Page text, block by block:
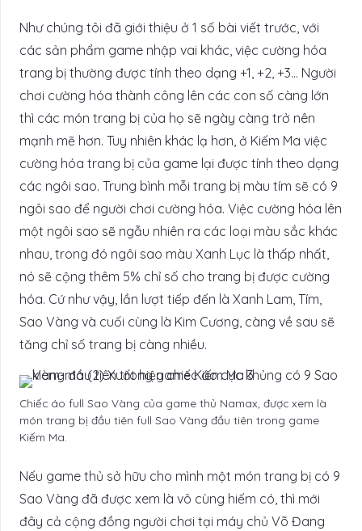
Như chúng tôi đã giới thiệu ở 1 số bài viết trước, với
các sản phẩm game nhập vai khác, việc cường hóa
trang bị thường được tính theo dạng +1, +2, +3… Người
chơi cường hóa thành công lên các con số càng lớn
thì các món trang bị của họ sẽ ngày càng trở nên
mạnh mẽ hơn. Tuy nhiên khác lạ hơn, ở Kiếm Ma việc
cường hóa trang bị của game lại được tính theo dạng
các ngôi sao. Trung bình mỗi trang bị màu tím sẽ có 9
ngôi sao để người chơi cường hóa. Việc cường hóa lên
một ngôi sao sẽ ngẫu nhiên ra các loại màu sắc khác
nhau, trong đó ngôi sao màu Xanh Lục là thấp nhất,
nó sẽ cộng thêm 5% chỉ số cho trang bị được cường
hóa. Cứ như vậy, lần lượt tiếp đến là Xanh Lam, Tím,
Sao Vàng và cuối cùng là Kim Cương, càng về sau sẽ
tăng chỉ số trang bị càng nhiều.
Chiếc áo full Sao Vàng của game thủ Namax, được xem là
món trang bị đầu tiên full Sao Vàng đầu tiên trong game
Kiếm Ma.
Nếu game thủ sở hữu cho mình một món trang bị có 9
Sao Vàng đã được xem là vô cùng hiếm có, thì mới
đây cả cộng đồng người chơi tại máy chủ Võ Đang